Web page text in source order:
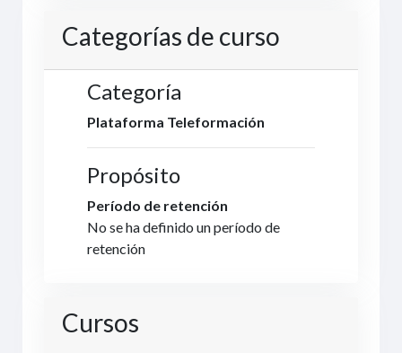
Categorías de curso
Categoría
Plataforma Teleformación
Propósito
Período de retención
No se ha definido un período de
retención
Cursos